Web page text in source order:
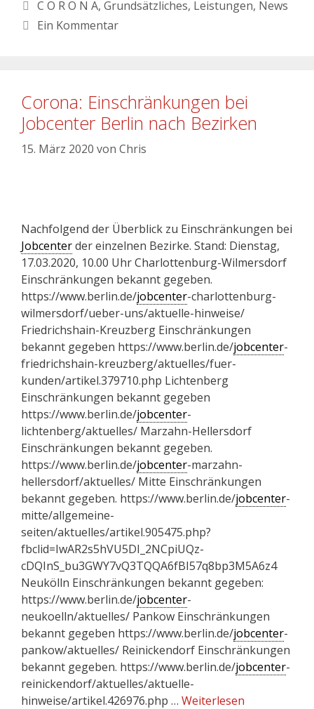
C O R O N A, Grundsätzliches, Leistungen, News
Ein Kommentar
Corona: Einschränkungen bei
Jobcenter Berlin nach Bezirken
15. März 2020 von Chris
Nachfolgend der Überblick zu Einschränkungen bei
Jobcenterder einzelnen Bezirke. Stand: Dienstag,
17.03.2020, 10.00 Uhr Charlottenburg-Wilmersdorf
Einschränkungen bekannt gegeben.
https://www.berlin.de/jobcenter-charlottenburg-
wilmersdorf/ueber-uns/aktuelle-hinweise/
Friedrichshain-Kreuzberg Einschränkungen
bekannt gegeben https://www.berlin.de/jobcenter-
friedrichshain-kreuzberg/aktuelles/fuer-
kunden/artikel.379710.php Lichtenberg
Einschränkungen bekannt gegeben
https://www.berlin.de/jobcenter-
lichtenberg/aktuelles/ Marzahn-Hellersdorf
Einschränkungen bekannt gegeben.
https://www.berlin.de/jobcenter-marzahn-
hellersdorf/aktuelles/ Mitte Einschränkungen
bekannt gegeben. https://www.berlin.de/jobcenter-
mitte/allgemeine-
seiten/aktuelles/artikel.905475.php?
fbclid=IwAR2s5hVU5DI_2NCpiUQz-
cDQInS_bu3GWY7vQ3TQQA6fBI57q8bp3M5A6z4
Neukölln Einschränkungen bekannt gegeben:
https://www.berlin.de/jobcenter-
neukoelln/aktuelles/ Pankow Einschränkungen
bekannt gegeben https://www.berlin.de/jobcenter-
pankow/aktuelles/ Reinickendorf Einschränkungen
bekannt gegeben. https://www.berlin.de/jobcenter-
reinickendorf/aktuelles/aktuelle-
hinweise/artikel.426976.php … Weiterlesen